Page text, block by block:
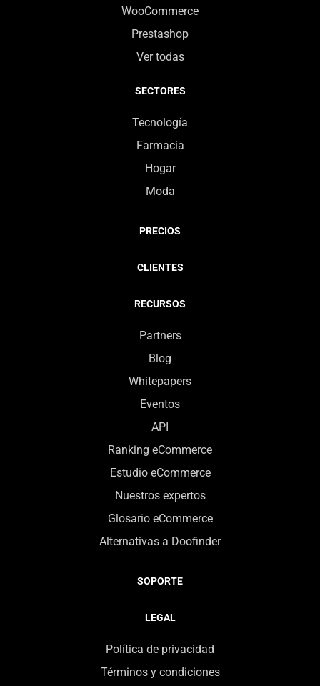
WooCommerce
Prestashop
Ver todas
SECTORES
Tecnología
Farmacia
Hogar
Moda
PRECIOS
CLIENTES
RECURSOS
Partners
Blog
Whitepapers
Eventos
API
Ranking eCommerce
Estudio eCommerce
Nuestros expertos
Glosario eCommerce
Alternativas a Doofinder
SOPORTE
LEGAL
Política de privacidad
Términos y condiciones